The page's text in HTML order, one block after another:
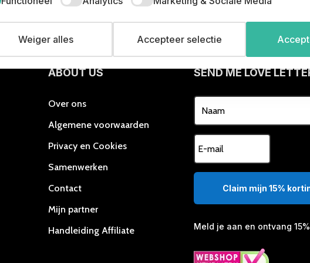
Deze
optie
kan
gekozen
ABOUT US
Over ons
Algemene voorwaarden
Privacy en Cookies
Samenwerken
Contact
Mijn partner
Handleiding Affiliate
SEND ME LOVE
Claim mijn 15%
Meld je aan en ontvang
Weiger alles Accepteer selectie